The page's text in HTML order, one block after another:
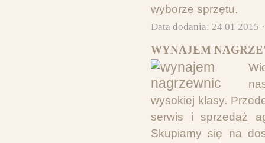
wyborze sprzętu.
Data dodania: 24 01 2015
WYNAJEM
wysokiej klasy.
serwis i sprzedaż
Skupiamy się na